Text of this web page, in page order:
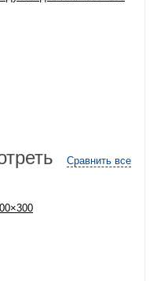
Сравнить все